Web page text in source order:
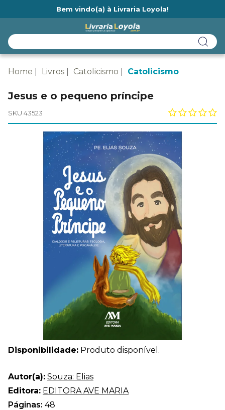
Bem vindo(a) à Livraria Loyola!
Home Livros Catolicismo Catolicismo
Jesus e o pequeno príncipe
SKU 43523
Disponibilidade: Produto disponível.
Autor(a): Souza: Elias
Editora: EDITORA AVE MARIA
Páginas: 48